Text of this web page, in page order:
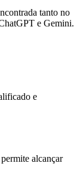
tanto no
e Gemini.
e
alcançar